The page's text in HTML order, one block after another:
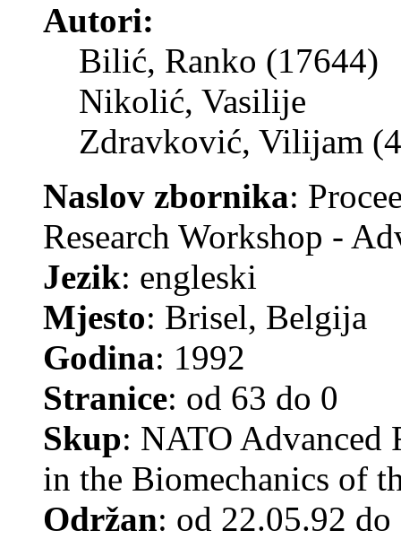
Autori:
Bilić, Ranko (17644)
Nikolić, Vasilije
Zdravković, Vilijam
Naslov zbornika:
Research Workshop -
Jezik: engleski
Mjesto: Brisel, Belgija
Godina: 1992
Stranice: od 63 do 0
Skup: NATO Advanced
in the Biomechanics of
Održan: od 22.05.92